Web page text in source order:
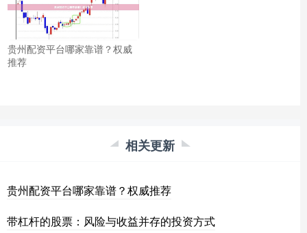
贵州配资平台哪家靠谱？权威
推荐
相关更新
贵州配资平台哪家靠谱？权威推荐
带杠杆的股票：风险与收益并存的投资方式